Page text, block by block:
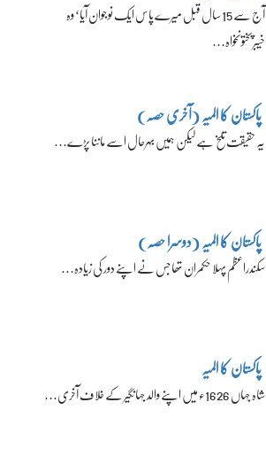
آج سے 15 سال قبل میرے پاس ایک نوجوان آیا‘ وہ
خیبرپختونخواہ…
پاکستان کا المیہ (آخری حصہ)
یہ حقیقت تلخ ہے لیکن ہمیں بہرحال اسے ماننا پڑے…
پاکستان کا المیہ (دوسرا حصہ)
سکندراعظم پہلا حکمران تھا جس نے اپنے دور کی زیادہ…
پاکستان کا المیہ
شاہ جہاں 1626ء میں اپنے والد جہانگیر کے خلاف آخری…